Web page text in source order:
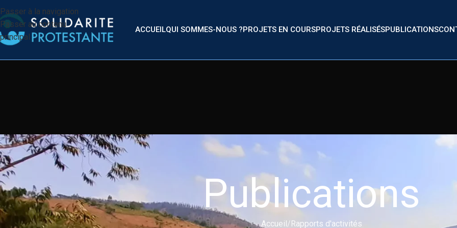
Passer à la navigation
Passer au contenu
principal
ACCUEILQUI SOMMES-NOUS ?PROJETS EN COURSPROJETS RÉALISÉSPUBLICATIONS
Publications
Accueil Rapports d'activités